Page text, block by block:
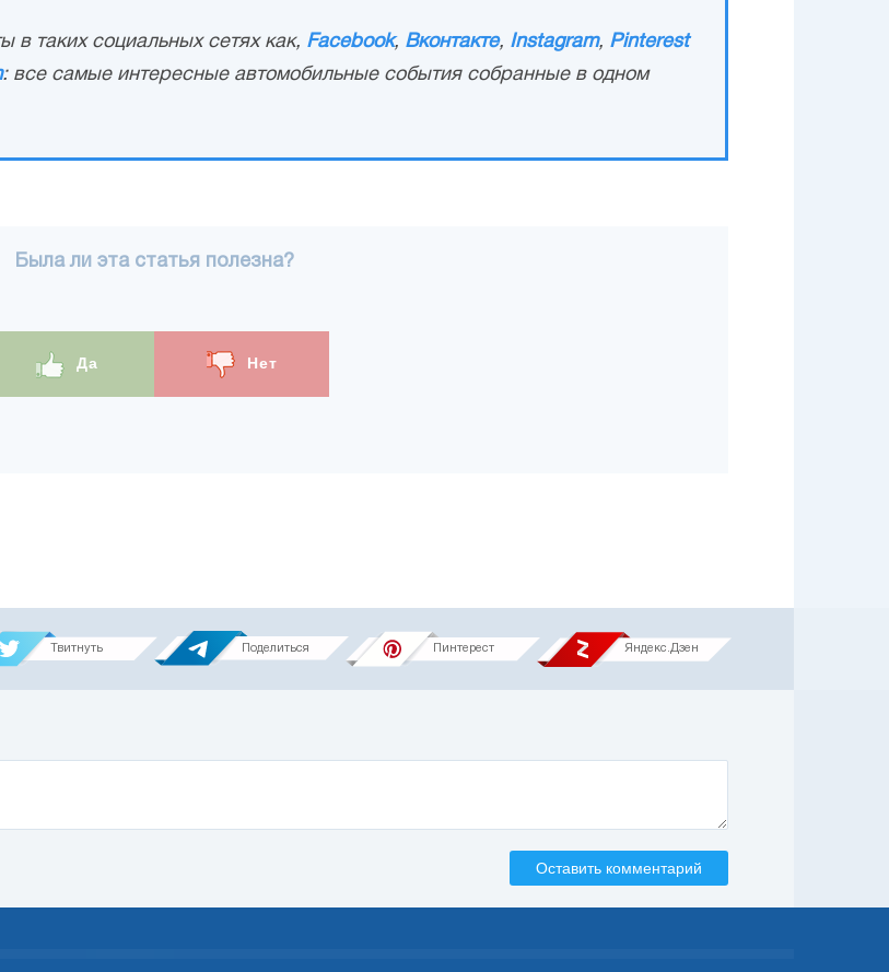
в таких социальных сетях как, Facebook, Вконтакте, Instagram, Pinterest
: все самые интересные автомобильные события собранные в одном
Была ли эта статья полезна?
Да Нет
Твитнуть Поделиться Пинтерест Яндекс.Дзен
Оставить комментарий